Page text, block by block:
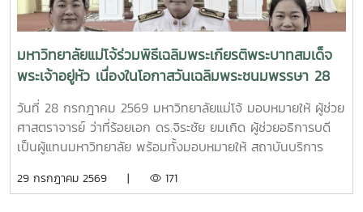
มหาวิทยาลัยแม่โจ้ไปใช้ประโยชน์ในภาคธุรกิจอย่างเป็นรูปธรรม
ตลอดจนสนับสนุนการบริหารจัดการพื้นที่สีเขียว ของเสีย น้ำเสีย
และสุขอนามัยภายในสถานประกอบการอย่างเป็นระบบ อันจะนำไป
สู่การดำเนินธุรกิจโรงแรมที่เป็นมิตรต่อสิ่งแวดล้อมและยั่งยืนใน
ระยะยาว
ประพันธ์ เจ้าของร้าน Lolé ผู้เชี่ยวชาญด้านช็อกโกแลตคราฟต์
และ คุณบดินทร์ เจริญพงศ์ชัย นายกสมาคมการค้าโกโก้และ
ช็อกโกแลตไทย (Thai Cocoa and Chocolate Trade
Association : TACCO) ร่วมถ่ายทอดองค์ความรู้และ
ประสบการณ์ พร้อมแนะนำแนวทางการพัฒนาผลิตภัณฑ์ให้ได้
มาตรฐานอุตสาหกรรมและสามารถแข่งขันในตลาดพรีเมียมได้ ผู้
เข้าอบรมได้เรียนรู้ทั้งภาคทฤษฎีและภาคปฏิบัติ ตั้งแต่การ
ทำความเข้าใจคุณลักษณะของเมล็ดโกโก้ เทคนิค Chocolate
การควบคุมอุณหภูมิและผลึกไขมันโกโก้ ตลอดจนการลงมือปฏิบัติ
มหาวิทยาลัยแม่โจ้ร่วมพิธีเฉลิมพระเกียรติพระบาทสมเด็จ
พระเจ้าอยู่หัว เนื่องในโอกาสวันเฉลิมพระชนมพรรษา 28
กรกฎาคม 2569
วันที่ 28 กรกฎาคม 2569 มหาวิทยาลัยแม่โจ้ มอบหมายให้ ผู้ช่วย
ศาสตราจารย์ ว่าที่ร้อยเอก ดร.จิระชัย ยมเกิด ผู้ช่วยอธิการบดี
เป็นผู้แทนมหาวิทยาลัย พร้อมทั้งมอบหมายให้ สถาบันบริการ
นางริมฤทัย พุทธวงค์ รองผู้อำนวยการฝ่ายบริหารและห้องปฏิบัติ
29 กรกฎาคม 2569 | 171